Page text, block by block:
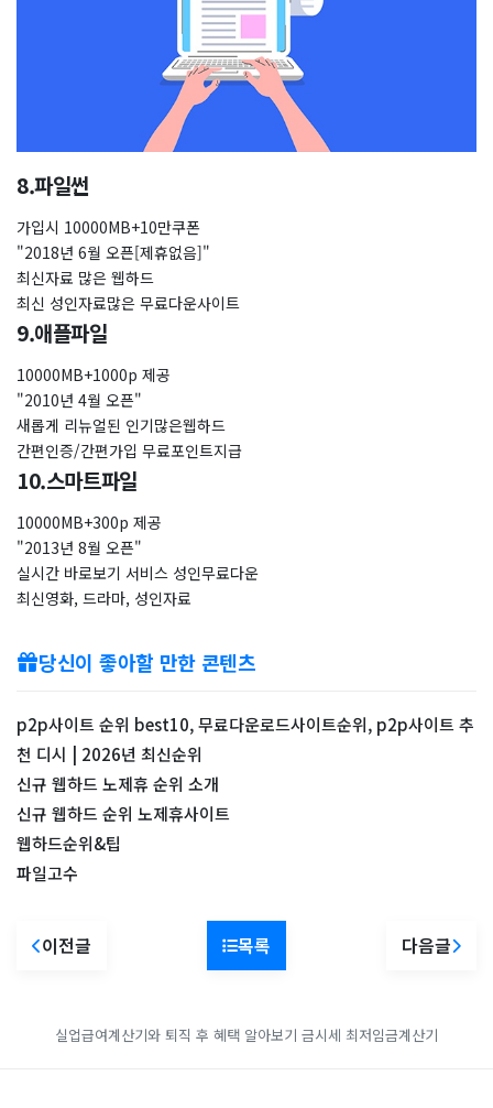
8.파일썬
가입시 10000MB+10만쿠폰
"2018년 6월 오픈[제휴없음]"
최신자료 많은 웹하드
최신 성인자료많은 무료다운사이트
9.애플파일
10000MB+1000p 제공
"2010년 4월 오픈"
새롭게 리뉴얼된 인기많은웹하드
간편인증/간편가입 무료포인트지급
10.스마트파일
10000MB+300p 제공
"2013년 8월 오픈"
실시간 바로보기 서비스 성인무료다운
최신영화, 드라마, 성인자료
당신이 좋아할 만한 콘텐츠
p2p사이트 순위 best10, 무료다운로드사이트순위, p2p사이트 추
천 디시 | 2026년 최신순위
신규 웹하드 노제휴 순위 소개
신규 웹하드 순위 노제휴사이트
웹하드순위&팁
파일고수
이전글 목록 다음글
실업급여계산기와 퇴직 후 혜택 알아보기 금시세 최저임금계산기